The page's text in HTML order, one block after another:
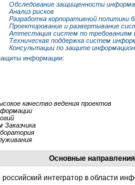
Обследование защищенности
Анализ рисков
Разработка корпоративной политики
Проектирование и развертывание
Аттестация систем по требованиям
Техническая поддержка систем
Консультации по защите
информации:
качество ведения проектов
Заказчика
Основные
интегратор в области